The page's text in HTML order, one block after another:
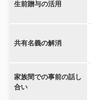
生前贈与の活用
共有名義の解消
家族間での事前の話し
合い